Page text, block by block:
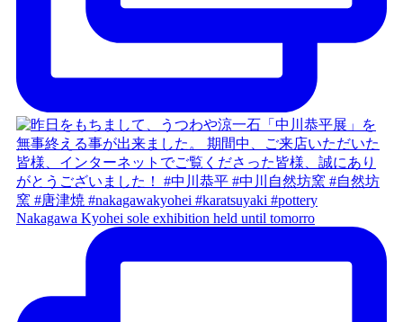
Nakagawa Kyohei sole exhibition held until tomorro